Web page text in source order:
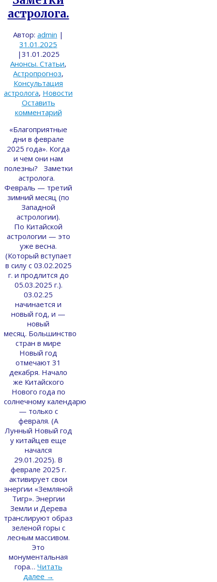
астролога.
Автор: admin |
31.01.2025
| 31.01.2025
Анонсы. Статьи,
Астропрогноз,
Консультация
астролога, Новости
Оставить
комментарий
«Благоприятные
дни в феврале
2025 года». Когда
и чем они нам
полезны? Заметки
астролога.
Февраль — третий
зимний месяц (по
Западной
астрологии).
По Китайской
астрологии — это
уже весна.
(Который вступает
в силу с 03.02.2025
г. и продлится до
05.03.2025 г.).
03.02.25
начинается и
новый год, и —
новый
месяц. Большинство
стран в мире
Новый год
отмечают 31
декабря. Начало
же Китайского
Нового года по
солнечному календарю
— только с
февраля. (А
Лунный Новый год
у китайцев еще
начался
29.01.2025). В
феврале 2025 г.
активирует свои
энергии «Земляной
Тигр». Энергии
Земли и Дерева
транслируют образ
зеленой горы с
лесным массивом.
Это
монументальная
гора… Читать
далее →